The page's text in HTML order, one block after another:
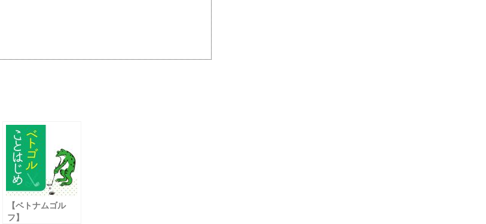
【ベトナムゴル
フ】